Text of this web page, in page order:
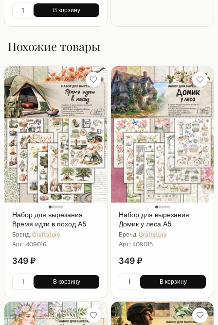
В корзину
Похожие товары
Набор для вырезания
Время идти в поход А5
Бренд:Craftstory
Арт.:409016
349 ₽
В корзину
Набор для вырезания
Домик у леса А5
Бренд:Craftstory
Арт.:409015
349 ₽
В корзину